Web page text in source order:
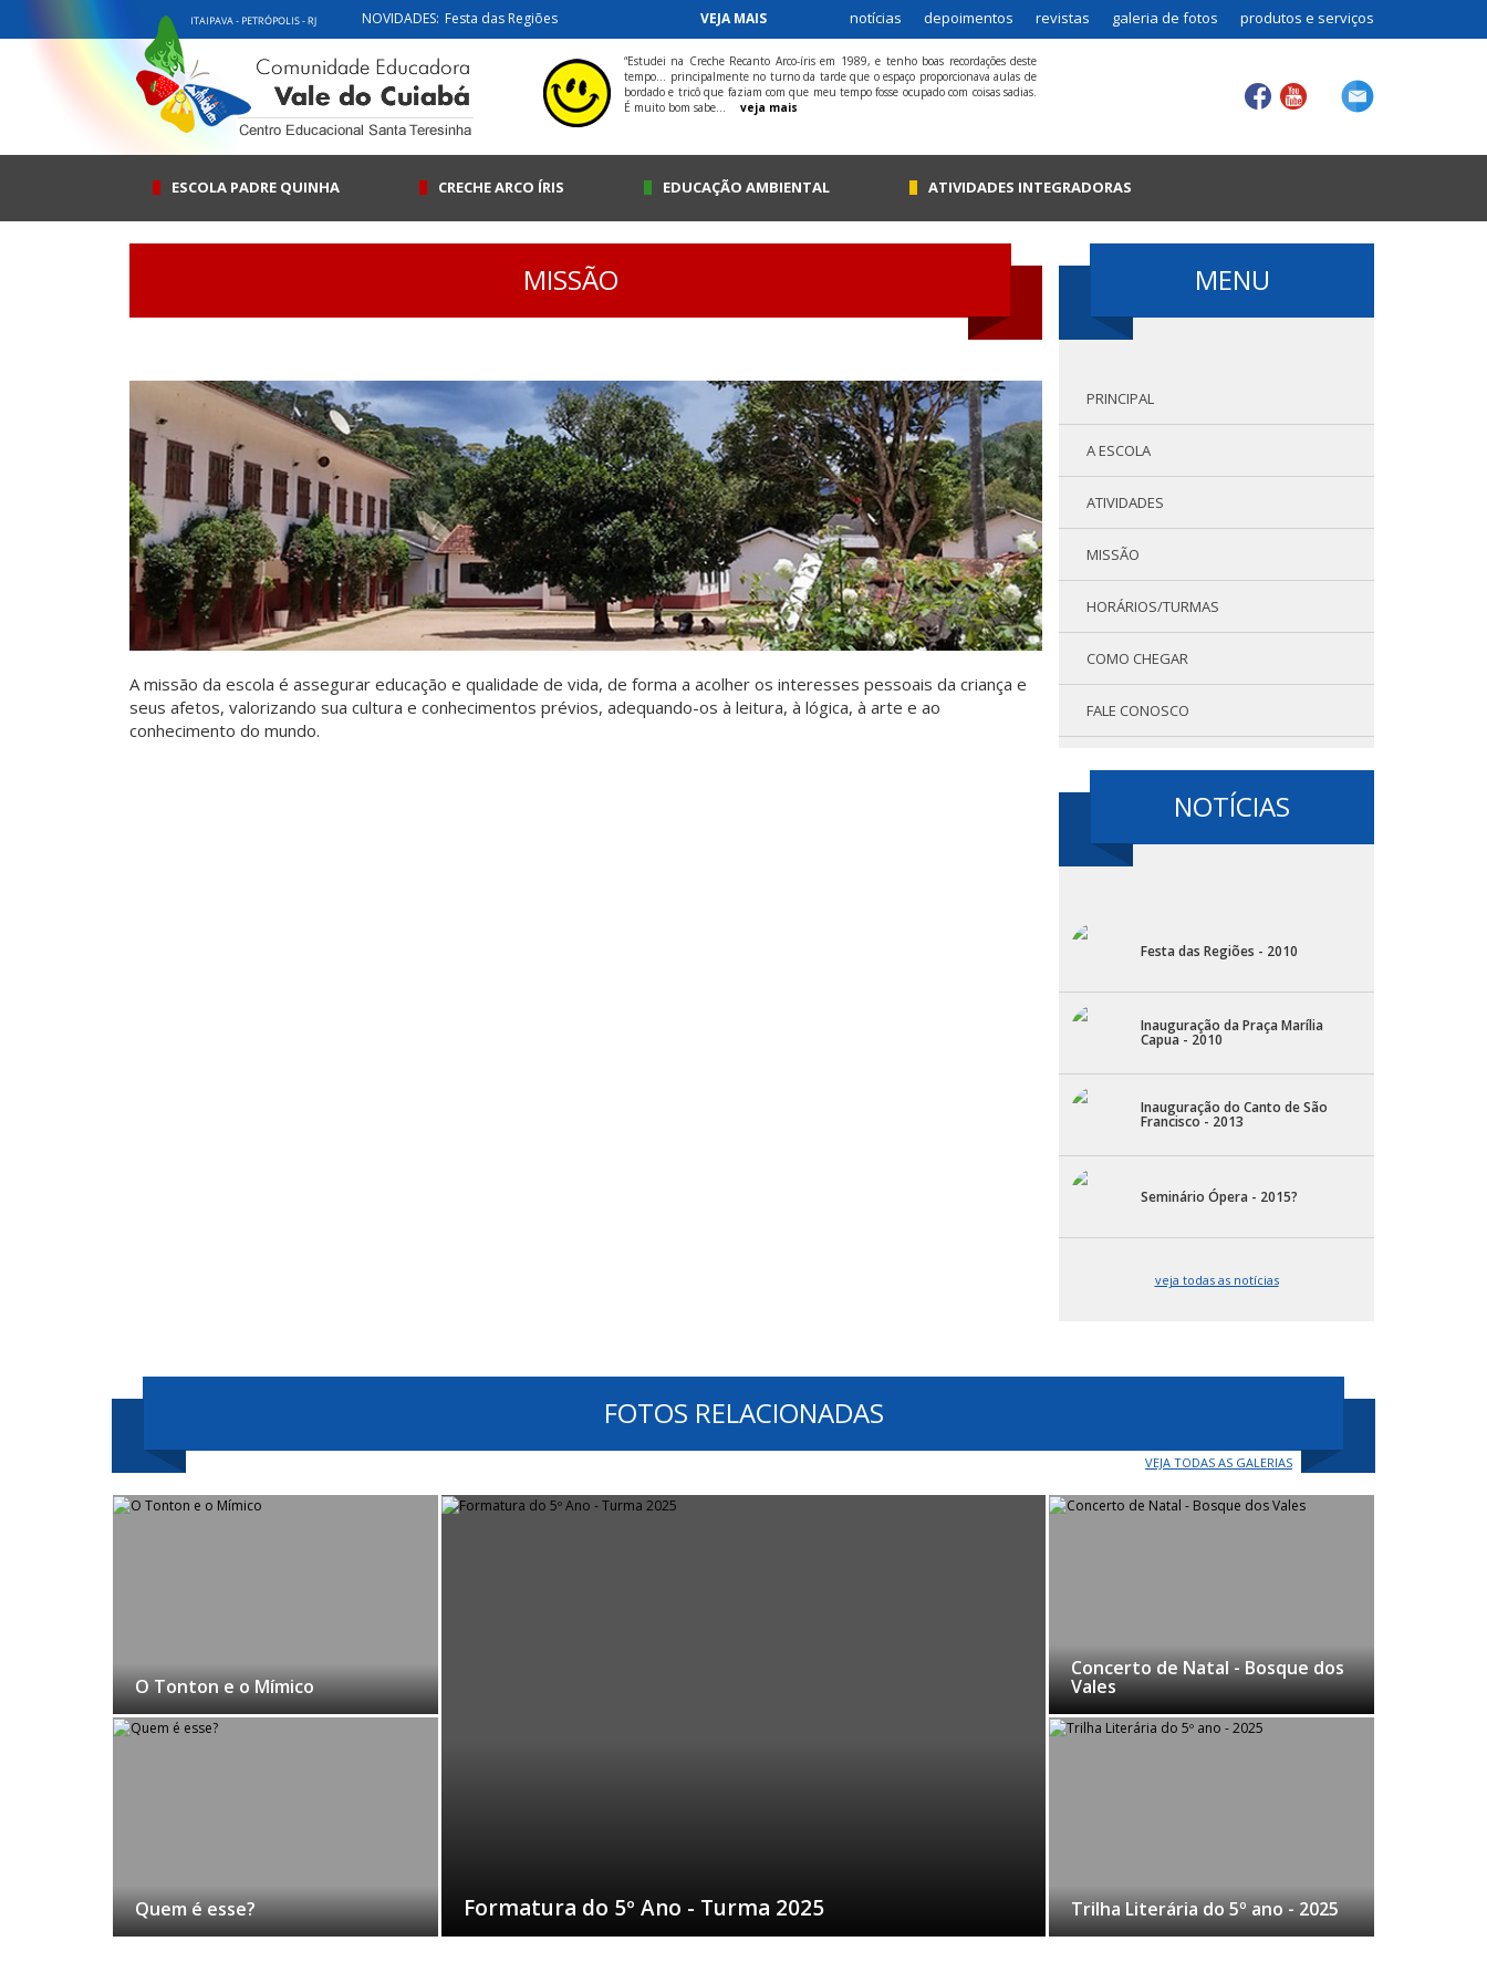
notícias depoimentos revistas galeria de fotos produtos e serviços
NOVIDADES: Festa das Regiões VEJA MAIS
“Estudei na Creche Recanto Arco-íris em 1989, e tenho boas recordações deste
tempo... principalmente no turno da tarde que o espaço proporcionava aulas de
bordado e tricô que faziam com que meu tempo fosse ocupado com coisas sadias.
É muito bom sabe...
veja mais
ESCOLA PADRE QUINHA CRECHE ARCO ÍRIS EDUCAÇÃO AMBIENTAL ATIVIDADES INTEGRADORAS
MISSÃO
A missão da escola é assegurar educação e qualidade de vida, de forma a acolher os interesses pessoais da criança e
seus afetos, valorizando sua cultura e conhecimentos prévios, adequando-os à leitura, à lógica, à arte e ao
conhecimento do mundo.
MENU
PRINCIPAL
A ESCOLA
ATIVIDADES
MISSÃO
HORÁRIOS/TURMAS
COMO CHEGAR
FALE CONOSCO
NOTÍCIAS
Festa das Regiões - 2010
Inauguração da Praça Marília
Capua - 2010
Inauguração do Canto de São
Francisco - 2013
Seminário Ópera - 2015?
veja todas as notícias
FOTOS RELACIONADAS
VEJA TODAS AS GALERIAS
O Tonton e o Mímico
Quem é esse? Formatura do 5º Ano - Turma 2025
Concerto de Natal - Bosque dos
Vales
Trilha Literária do 5º ano - 2025